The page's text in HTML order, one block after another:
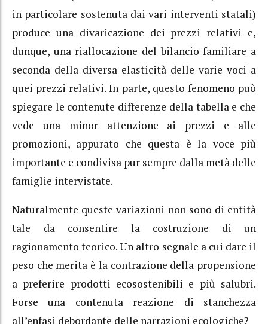
in particolare sostenuta dai vari interventi statali)
produce una divaricazione dei prezzi relativi e,
dunque, una riallocazione del bilancio familiare a
seconda della diversa elasticità delle varie voci a
quei prezzi relativi. In parte, questo fenomeno può
spiegare le contenute differenze della tabella e che
vede una minor attenzione ai prezzi e alle
promozioni, appurato che questa è la voce più
importante e condivisa pur sempre dalla metà delle
famiglie intervistate.
Naturalmente queste variazioni non sono di entità
tale da consentire la costruzione di un
ragionamento teorico. Un altro segnale a cui dare il
peso che merita è la contrazione della propensione
a preferire prodotti ecosostenibili e più salubri.
Forse una contenuta reazione di stanchezza
all’enfasi debordante delle narrazioni ecologiche?